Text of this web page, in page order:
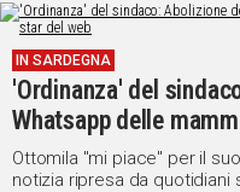
ORISTANO
SULCIS
GALLURA
OGLIASTRA
CAMPIDANO
IN SARDEGNA
'Ordinanza' del
Whatsapp delle
web
Ottomila "mi piace" per il
notizia ripresa da quotidiani